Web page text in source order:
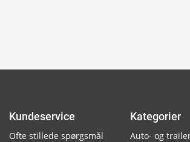
Kundeservice
Ofte stillede spørgsmål
Kategorier
Auto- og